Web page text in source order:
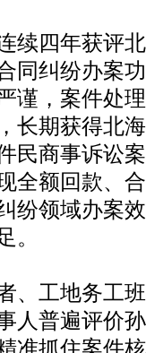
续四年获评
同纠纷办案
谨，案件处
长期获得北
民商事诉讼
全额回款、
纷领域办案
。
、工地务工
人普遍评价
准抓住案件